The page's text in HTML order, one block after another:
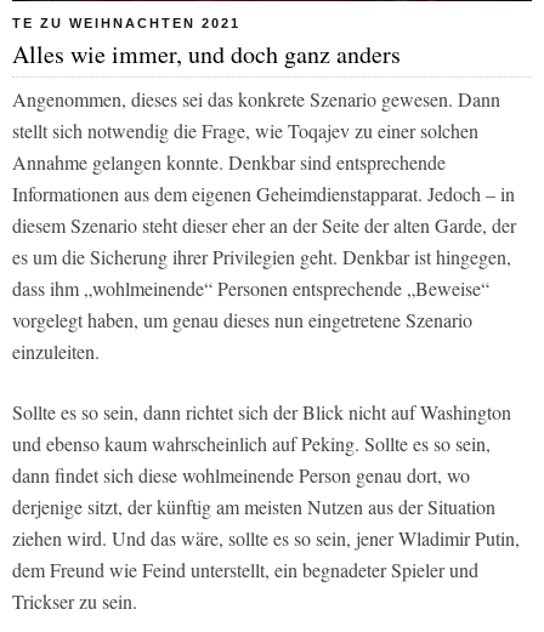
TE ZU WEIHNACHTEN 2021
Alles wie immer, und doch ganz anders
Angenommen, dieses sei das konkrete Szenario gewesen. Dann
stellt sich notwendig die Frage, wie Toqajev zu einer solchen
Annahme gelangen konnte. Denkbar sind entsprechende
Informationen aus dem eigenen Geheimdienstapparat. Jedoch – in
diesem Szenario steht dieser eher an der Seite der alten Garde, der
es um die Sicherung ihrer Privilegien geht. Denkbar ist hingegen,
dass ihm „wohlmeinende“ Personen entsprechende „Beweise“
vorgelegt haben, um genau dieses nun eingetretene Szenario
einzuleiten.
Sollte es so sein, dann richtet sich der Blick nicht auf Washington
und ebenso kaum wahrscheinlich auf Peking. Sollte es so sein,
dann findet sich diese wohlmeinende Person genau dort, wo
derjenige sitzt, der künftig am meisten Nutzen aus der Situation
ziehen wird. Und das wäre, sollte es so sein, jener Wladimir Putin,
dem Freund wie Feind unterstellt, ein begnadeter Spieler und
Trickser zu sein.